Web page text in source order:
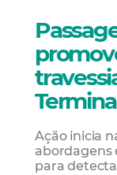
Ação inicia
abordagens
para